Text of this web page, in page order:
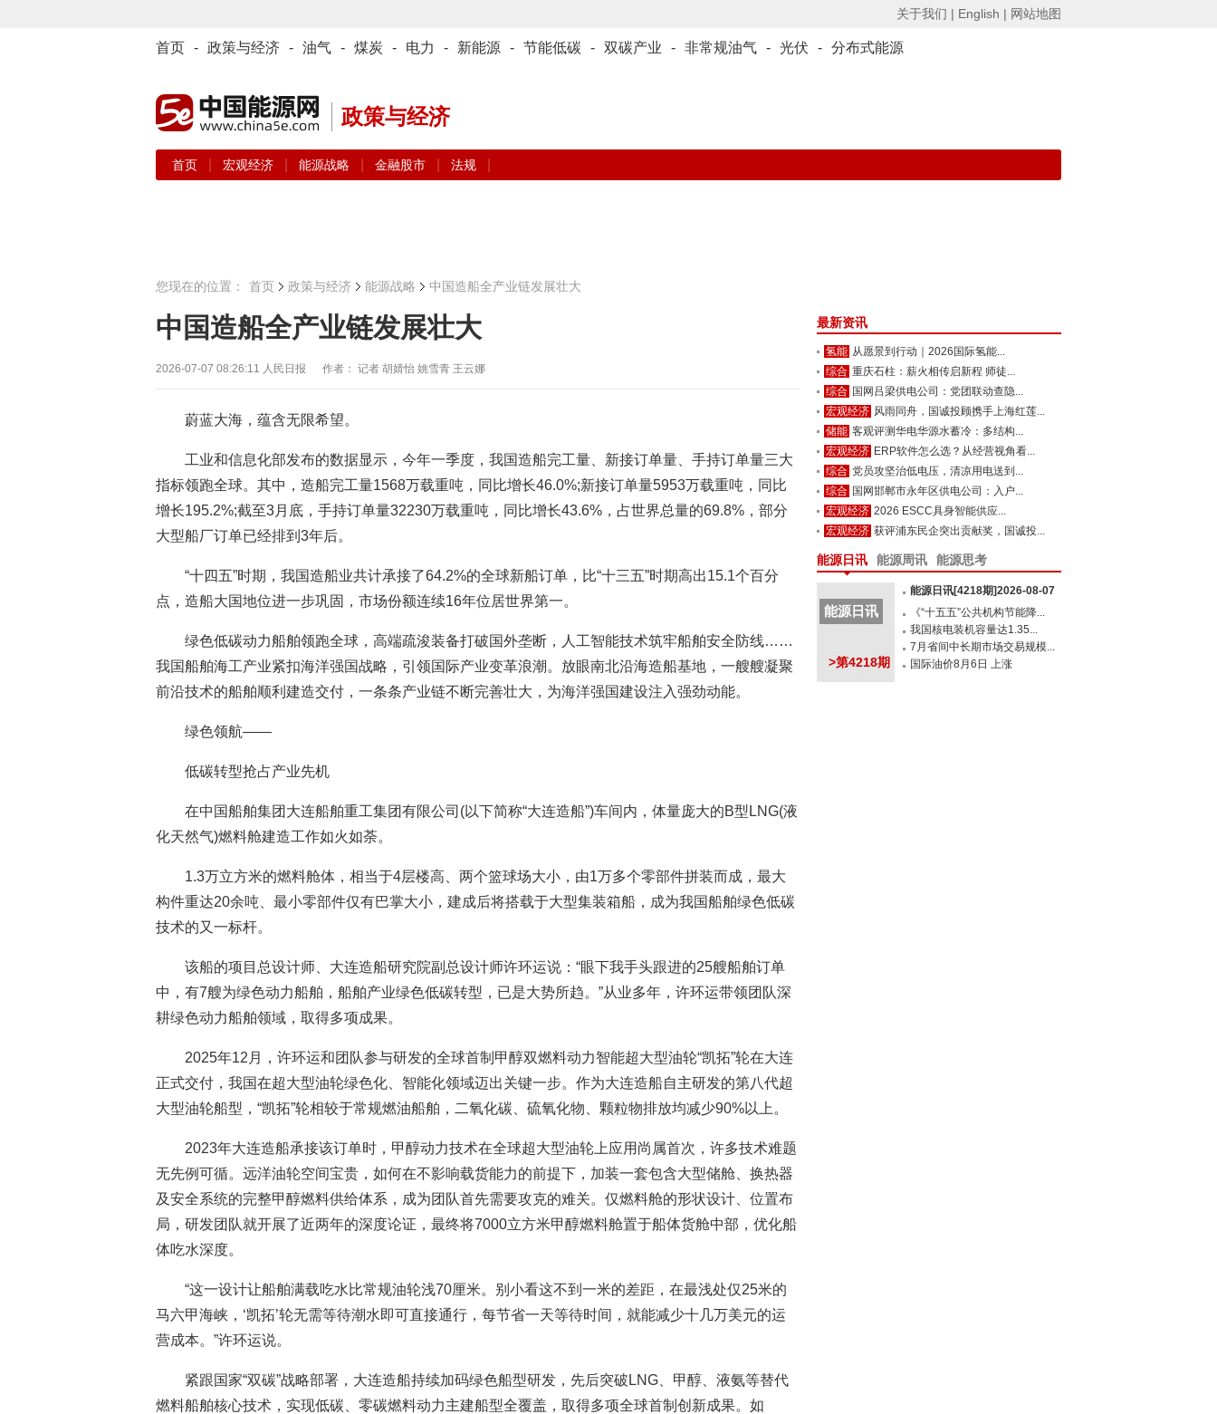
关于我们 | English | 网站地图
首页 - 政策与经济 - 油气 - 煤炭 - 电力 - 新能源 - 节能低碳 - 双碳产业 - 非常规油气 - 光伏 - 分布式能源
政策与经济
首页 宏观经济 能源战略 金融股市 法规
您现在的位置： 首页 政策与经济 能源战略 中国造船全产业链发展壮大
中国造船全产业链发展壮大
2026-07-07 08:26:11 人民日报 作者： 记者 胡婧怡 姚雪青 王云娜
蔚蓝大海，蕴含无限希望。
工业和信息化部发布的数据显示，今年一季度，我国造船完工量、新接订单量、手持订单量三大
指标领跑全球。其中，造船完工量1568万载重吨，同比增长46.0%;新接订单量5953万载重吨，同比
增长195.2%;截至3月底，手持订单量32230万载重吨，同比增长43.6%，占世界总量的69.8%，部分
大型船厂订单已经排到3年后。
“十四五”时期，我国造船业共计承接了64.2%的全球新船订单，比“十三五”时期高出15.1个百分
点，造船大国地位进一步巩固，市场份额连续16年位居世界第一。
绿色低碳动力船舶领跑全球，高端疏浚装备打破国外垄断，人工智能技术筑牢船舶安全防线……
我国船舶海工产业紧扣海洋强国战略，引领国际产业变革浪潮。放眼南北沿海造船基地，一艘艘凝聚
前沿技术的船舶顺利建造交付，一条条产业链不断完善壮大，为海洋强国建设注入强劲动能。
绿色领航——
低碳转型抢占产业先机
在中国船舶集团大连船舶重工集团有限公司(以下简称“大连造船”)车间内，体量庞大的B型LNG(液
化天然气)燃料舱建造工作如火如荼。
1.3万立方米的燃料舱体，相当于4层楼高、两个篮球场大小，由1万多个零部件拼装而成，最大
构件重达20余吨、最小零部件仅有巴掌大小，建成后将搭载于大型集装箱船，成为我国船舶绿色低碳
技术的又一标杆。
该船的项目总设计师、大连造船研究院副总设计师许环运说：“眼下我手头跟进的25艘船舶订单
中，有7艘为绿色动力船舶，船舶产业绿色低碳转型，已是大势所趋。”从业多年，许环运带领团队深
耕绿色动力船舶领域，取得多项成果。
2025年12月，许环运和团队参与研发的全球首制甲醇双燃料动力智能超大型油轮“凯拓”轮在大连
正式交付，我国在超大型油轮绿色化、智能化领域迈出关键一步。作为大连造船自主研发的第八代超
大型油轮船型，“凯拓”轮相较于常规燃油船舶，二氧化碳、硫氧化物、颗粒物排放均减少90%以上。
2023年大连造船承接该订单时，甲醇动力技术在全球超大型油轮上应用尚属首次，许多技术难题
无先例可循。远洋油轮空间宝贵，如何在不影响载货能力的前提下，加装一套包含大型储舱、换热器
及安全系统的完整甲醇燃料供给体系，成为团队首先需要攻克的难关。仅燃料舱的形状设计、位置布
局，研发团队就开展了近两年的深度论证，最终将7000立方米甲醇燃料舱置于船体货舱中部，优化船
体吃水深度。
“这一设计让船舶满载吃水比常规油轮浅70厘米。别小看这不到一米的差距，在最浅处仅25米的
马六甲海峡，‘凯拓’轮无需等待潮水即可直接通行，每节省一天等待时间，就能减少十几万美元的运
营成本。”许环运说。
紧跟国家“双碳”战略部署，大连造船持续加码绿色船型研发，先后突破LNG、甲醇、液氨等替代
燃料船舶核心技术，实现低碳、零碳燃料动力主建船型全覆盖，取得多项全球首制创新成果。如
最新资讯
氢能 从愿景到行动｜2026国际氢能...
综合 重庆石柱：薪火相传启新程 师徒...
综合 国网吕梁供电公司：党团联动查隐...
宏观经济 风雨同舟，国诚投顾携手上海红莲...
储能 客观评测华电华源水蓄冷：多结构...
宏观经济 ERP软件怎么选？从经营视角看...
综合 党员攻坚治低电压，清凉用电送到...
综合 国网邯郸市永年区供电公司：入户...
宏观经济 2026 ESCC具身智能供应...
宏观经济 获评浦东民企突出贡献奖，国诚投...
能源日讯 能源周讯 能源思考
能源日讯
>第4218期
能源日讯[4218期]2026-08-07
《“十五五”公共机构节能降...
我国核电装机容量达1.35...
7月省间中长期市场交易规模...
国际油价8月6日 上涨